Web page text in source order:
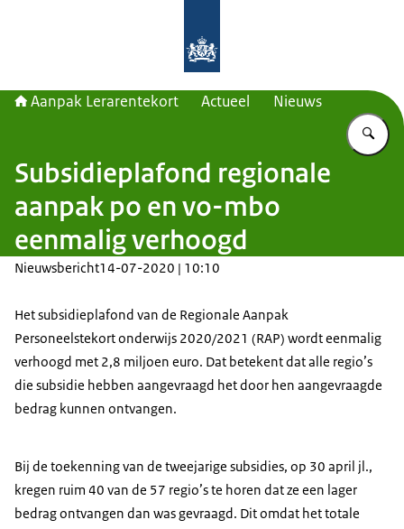
Aanpak Lerarentekort Actueel Nieuws
Subsidieplafond regionale
aanpak po en vo-mbo
eenmalig verhoogd
Nieuwsbericht14-07-2020 | 10:10
Het subsidieplafond van de Regionale Aanpak
Personeelstekort onderwijs 2020/2021 (RAP) wordt eenmalig
verhoogd met 2,8 miljoen euro. Dat betekent dat alle regio’s
die subsidie hebben aangevraagd het door hen aangevraagde
bedrag kunnen ontvangen.
Bij de toekenning van de tweejarige subsidies, op 30 april jl.,
kregen ruim 40 van de 57 regio’s te horen dat ze een lager
bedrag ontvangen dan was gevraagd. Dit omdat het totale